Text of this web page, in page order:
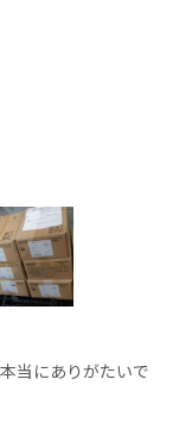
当にありがたいで